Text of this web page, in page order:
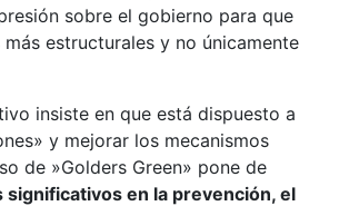
sobre el gobierno para que
estructurales y no únicamente
insiste en que está dispuesto a
y mejorar los mecanismos
de »Golders Green» pone de
significativos en la prevención, el